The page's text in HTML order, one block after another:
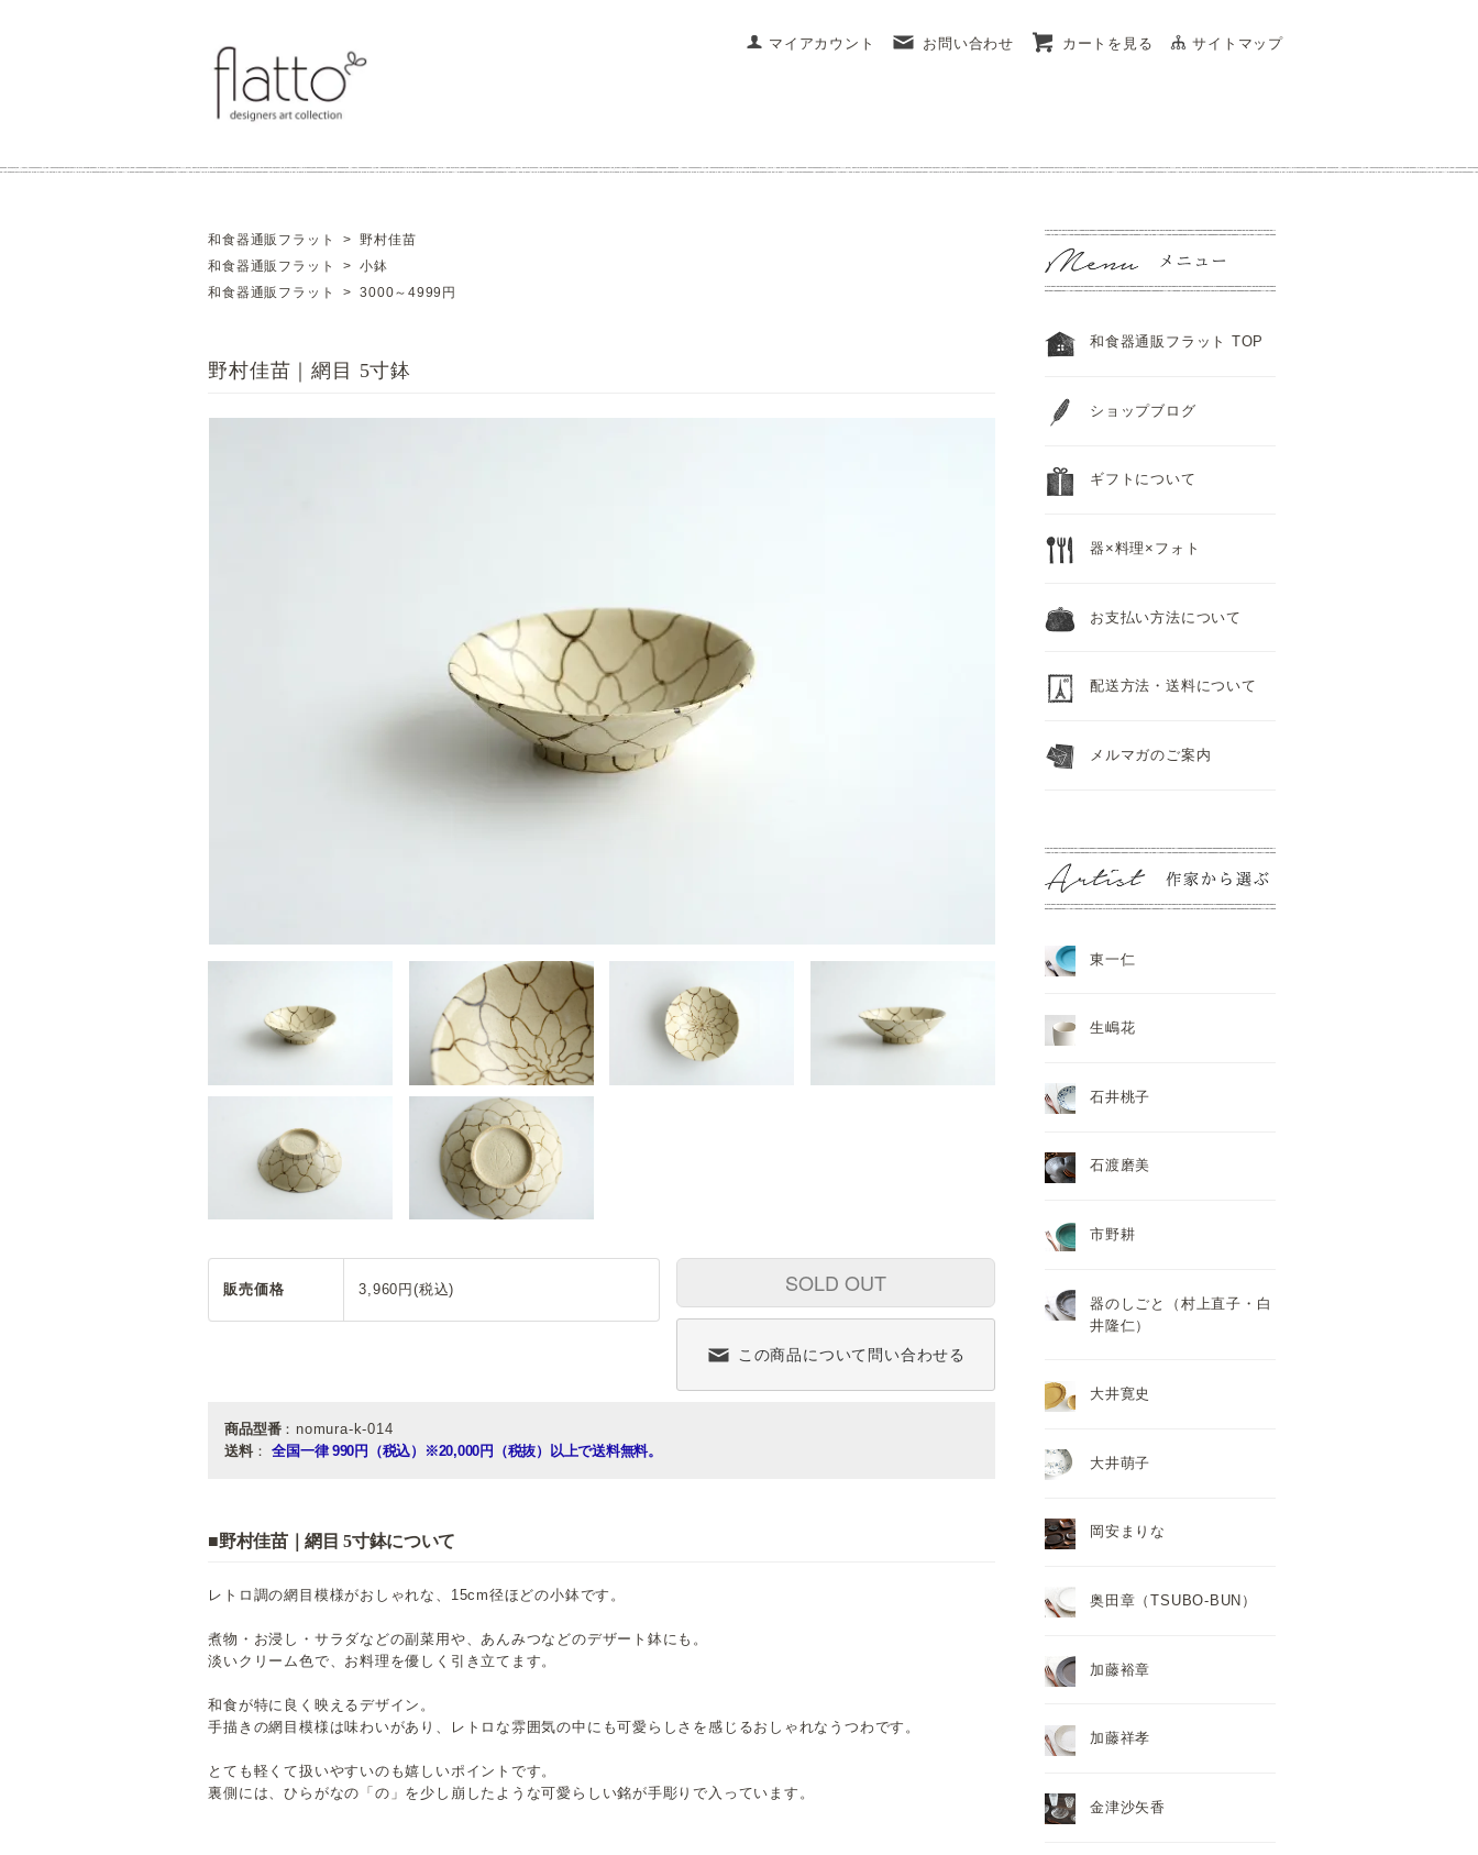
マイアカウント お問い合わせ カートを見る サイトマップ
和食器通販フラット >野村佳苗
和食器通販フラット
>小鉢
和食器通販フラット
>3000～4999円
野村佳苗｜網目 5寸鉢
販売価格 3,960円(税込) SOLD OUT
この商品について問い合わせる
商品型番：nomura-k-014
送料： 全国一律 990円（税込） ※20,000円（税抜）以上で送料無料。
■野村佳苗｜網目 5寸鉢について
レトロ調の網目模様がおしゃれな、15cm径ほどの小鉢です。
煮物・お浸し・サラダなどの副菜用や、あんみつなどのデザート鉢にも。
淡いクリーム色で、お料理を優しく引き立てます。
和食が特に良く映えるデザイン。
手描きの網目模様は味わいがあり、レトロな雰囲気の中にも可愛らしさを感じるおしゃれなうつわです。
とても軽くて扱いやすいのも嬉しいポイントです。
裏側には、ひらがなの「の」を少し崩したような可愛らしい銘が手彫りで入っています。
和食器通販フラット TOP
ショップブログ
ギフトについて
器×料理×フォト
お支払い方法について
配送方法・送料について
メルマガのご案内
東一仁
生嶋花
石井桃子
石渡磨美
市野耕
器のしごと（村上直子・白
井隆仁）
大井寛史
大井萌子
岡安まりな
奥田章（TSUBO-BUN）
加藤裕章
加藤祥孝
金津沙矢香